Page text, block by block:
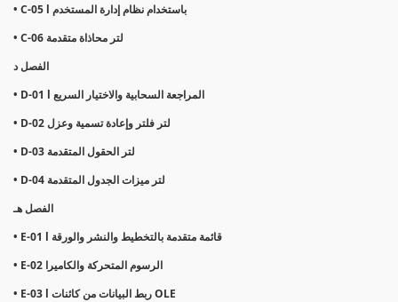
• C-05 l باستخدام نظام إدارة المستخدم
• C-06 لتر محاذاة متقدمة
الفصل د
• D-01 l المراجعة السحابية والاختيار السريع
• D-02 لتر فلتر وإعادة تسمية وعزل
• D-03 لتر الحقول المتقدمة
• D-04 لتر ميزات الجدول المتقدمة
الفصل هـ
• E-01 l قائمة متقدمة بالتخطيط والنشر والورقة
• E-02 الرسوم المتحركة والكاميرا
• E-03 l ربط البيانات من كائنات OLE